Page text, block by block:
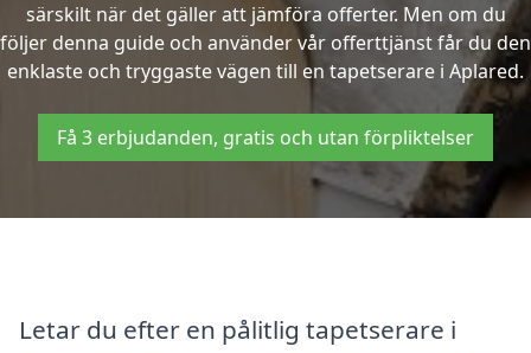
särskilt när det gäller att jämföra offerter. Men om du
följer denna guide och använder vår offerttjänst får du den
enklaste och tryggaste vägen till en tapetserare i Aplared.
Få 3 erbjudanden, gratis och utan förpliktelser
Letar du efter en pålitlig tapetserare i